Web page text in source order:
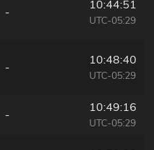
-
10:44:51
UTC-05:29
-
10:48:40
UTC-05:29
-
10:49:16
UTC-05:29